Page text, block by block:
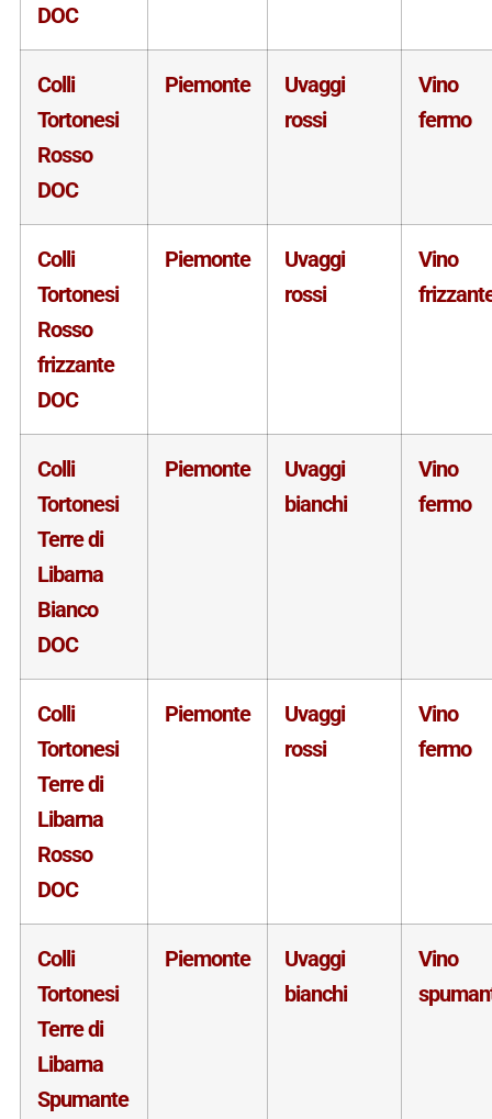
DOC
Colli
Tortonesi
Rosso
DOC
Piemonte
Uvaggi
rossi
Vino
fermo
Colli
Tortonesi
Rosso
frizzante
DOC
Piemonte
Uvaggi
rossi
Vino
Colli
Tortonesi
Terre di
Libarna
Bianco
DOC
Piemonte
Uvaggi
bianchi
Vino
fermo
Colli
Tortonesi
Terre di
Libarna
Rosso
DOC
Piemonte
Uvaggi
rossi
Vino
fermo
Colli
Tortonesi
Terre di
Libarna
Spumante
Piemonte
Uvaggi
bianchi
Vino